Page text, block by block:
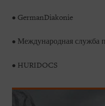
• GermanDiakonie
• Международная служба
• HURIDOCS